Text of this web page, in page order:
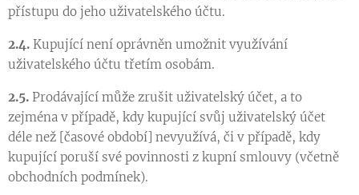
přístupu do jeho uživatelského účtu.
2.4. Kupující není oprávněn umožnit využívání
uživatelského účtu třetím osobám.
2.5. Prodávající může zrušit uživatelský účet, a to
zejména v případě, kdy kupující svůj uživatelský účet
déle než [časové období] nevyužívá, či v případě, kdy
kupující poruší své povinnosti z kupní smlouvy (včetně
obchodních podmínek).